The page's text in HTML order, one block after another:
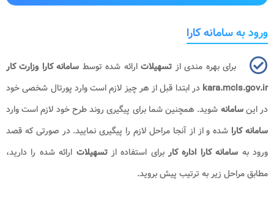
ورود به سامانه کارا
برای بهره مندی از تسهیلاتارائه شده توسط سامانه کارا وزارت کار
kara.mcls.gov.ir در ابتدا قبل از هر چیز لازم است وارد پورتال شخصی خود
در اینسامانه شوید. همچنین شما برای پیگیری روند طرح خود لازم است وارد
سامانه کارا شده و از از آنجا مراحل لازم را پیگیری نمایید. در صورتی که قصد
ورود به سامانه کارا اداره کاربرای استفاده ازتسهیلات ارائه شده را دارید،
مطابق مراحل زیر به ترتیب پیش بروید.